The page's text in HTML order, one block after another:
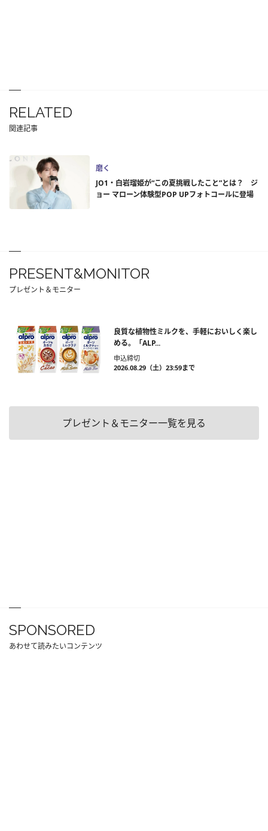
RELATED
関連記事
磨く
JO1・白岩瑠姫が“この夏挑戦したこと”とは？ ジ
ョー マローン体験型POP UPフォトコールに登場
PRESENT&MONITOR
プレゼント＆モニター
良質な植物性ミルクを、手軽においしく楽し
める。「ALP...
申込締切
2026.08.29（土）23:59まで
プレゼント＆モニター一覧を見る
SPONSORED
あわせて読みたいコンテンツ